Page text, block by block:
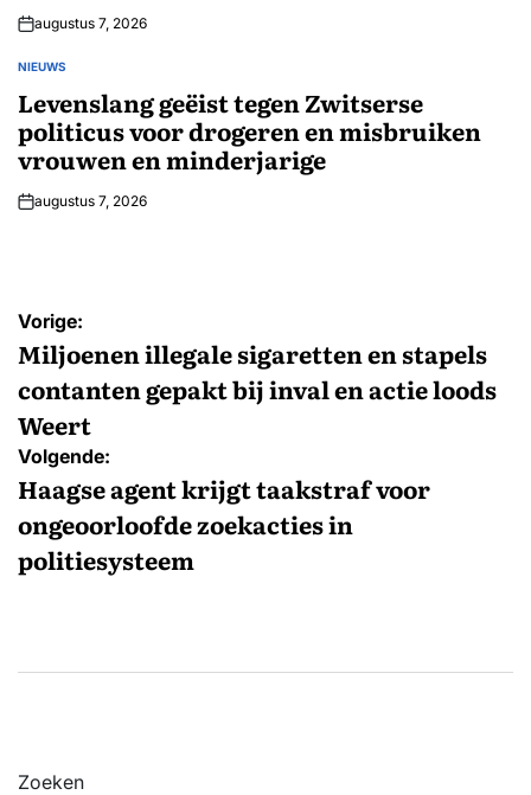
augustus 7, 2026
GEPLAATST
NIEUWS
Levenslang geëist tegen Zwitserse
politicus voor drogeren en misbruiken
vrouwen en minderjarige
augustus 7, 2026
Bericht
navigatie
Vorige:
Miljoenen illegale sigaretten en stapels
contanten gepakt bij inval en actie loods
Weert
Volgende:
Haagse agent krijgt taakstraf voor
ongeoorloofde zoekacties in
politiesysteem
Zoeken